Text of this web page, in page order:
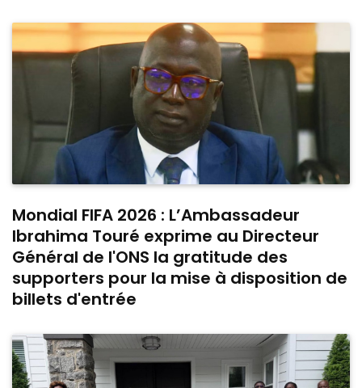
Mondial FIFA 2026 : L’Ambassadeur
Ibrahima Touré exprime au Directeur
Général de l'ONS la gratitude des
supporters pour la mise à disposition de
billets d'entrée